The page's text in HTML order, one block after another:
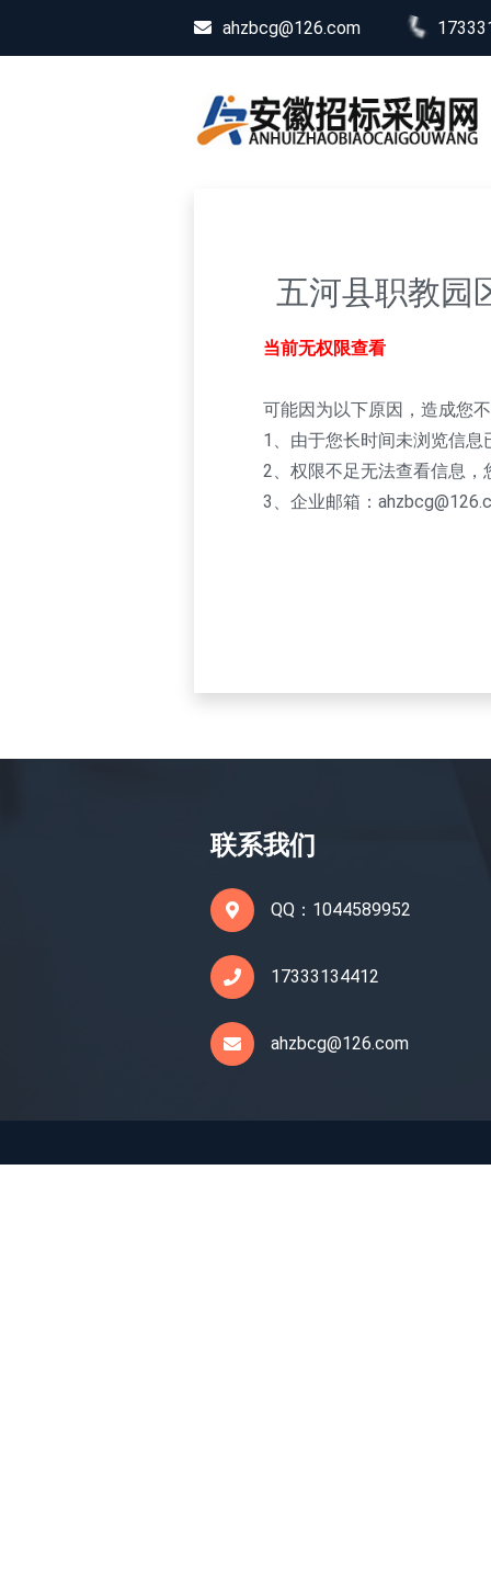
ahzbcg@126.com
五河县职教园
当前无权限查看
可能因为以下原因，造成您
1、由于您长时间未浏览信息
2、权限不足无法查看信息
3、企业邮箱：
联系我们
QQ：1044589952
17333134412
ahzbcg@126.com